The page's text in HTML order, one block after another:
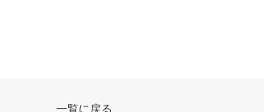
一覧に戻る